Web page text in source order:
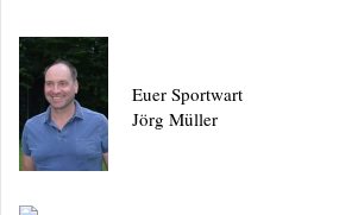
Euer Sportwart
Jörg Müller